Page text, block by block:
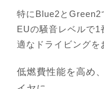
特にBlue2とGreen2
EUの騒音レベルで1
適なドライビングを
低燃費性能を高め